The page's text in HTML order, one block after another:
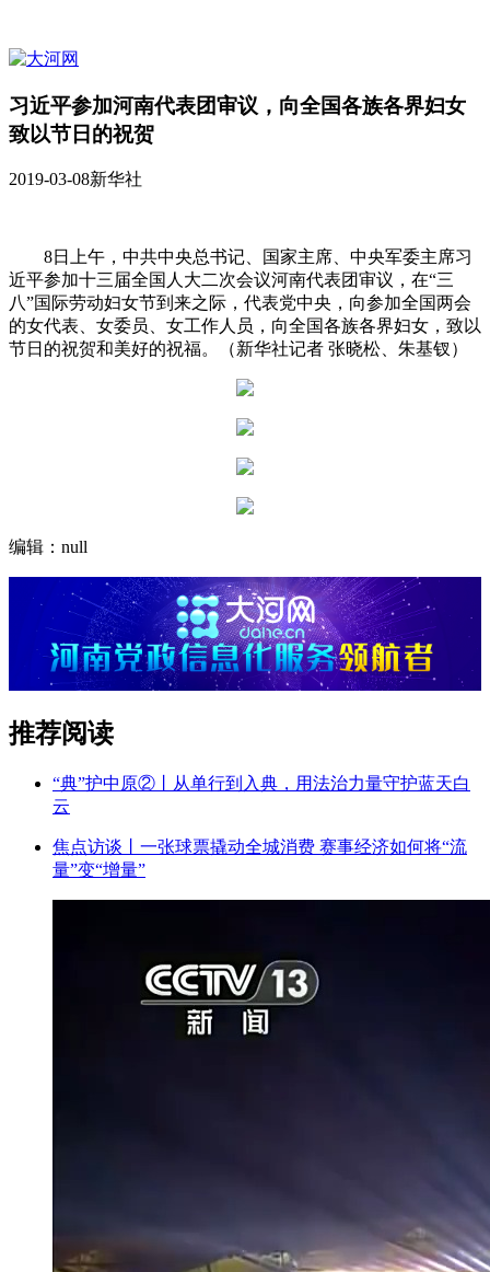
习近平参加河南代表团审议，向全国各族各界妇女
致以节日的祝贺
2019-03-08新华社
8日上午，中共中央总书记、国家主席、中央军委主席习
近平参加十三届全国人大二次会议河南代表团审议，在“三
八”国际劳动妇女节到来之际，代表党中央，向参加全国两会
的女代表、女委员、女工作人员，向全国各族各界妇女，致以
节日的祝贺和美好的祝福。（新华社记者 张晓松、朱基钗）
编辑：null
推荐阅读
“典”护中原②‌丨从单行到入典，用法治力量守护蓝天白
云
焦点访谈丨一张球票撬动全城消费 赛事经济如何将“流
量”变“增量”